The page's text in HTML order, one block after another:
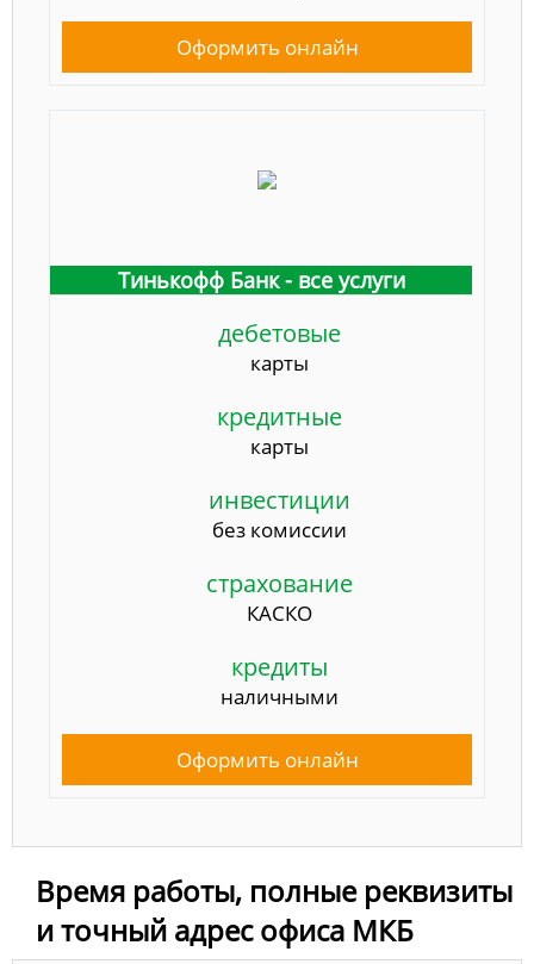
Оформить онлайн
Тинькофф Банк - все услуги
дебетовые
карты
кредитные
карты
инвестиции
без комиссии
страхование
КАСКО
кредиты
наличными
Оформить онлайн
Время работы, полные реквизиты
и точный адрес офиса МКБ